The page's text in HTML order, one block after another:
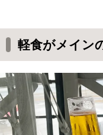
軽食がメイン